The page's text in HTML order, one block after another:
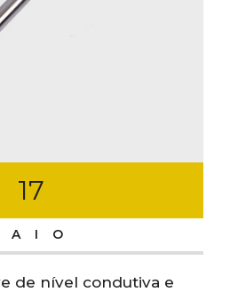
17
de nível condutiva e